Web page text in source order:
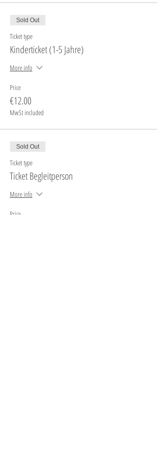
Sold Out
Ticket type
Kinderticket (1-5 Jahre)
More info
Price
€12.00
MwSt included
Sold Out
Ticket type
Ticket Begleitperson
More info
Price